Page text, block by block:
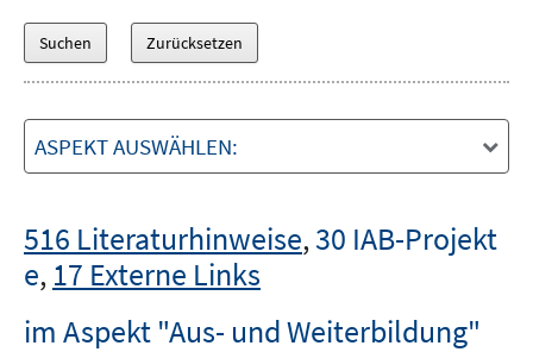
ASPEKT AUSWÄHLEN:
516 Literaturhinweise,30 IAB-Projekt
e, 17 Externe Links
im Aspekt "Aus- und Weiterbildung"